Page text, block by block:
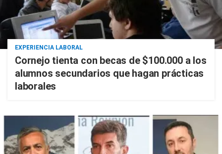
EXPERIENCIA LABORAL
Cornejo tienta con becas de $100.000 a los
alumnos secundarios que hagan prácticas
laborales